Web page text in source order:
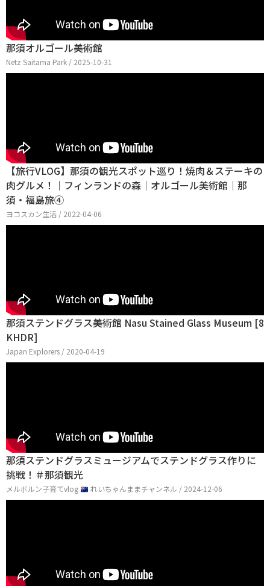
那須オルゴール美術館
Netz Saitama Park / 2025-10-31
【旅行VLOG】那須の観光スポット巡り！焼肉＆ステーキの
肉グルメ！｜フィンランドの森｜オルゴール美術館｜那
須・福島旅④
ヨコスカン生活 / 2022-04-06
那須ステンドグラス美術館 Nasu Stained Glass Museum [8
KHDR]
Japan Explorers / 2020-04-19
那須ステンドグラスミュージアムでステンドグラス作りに
挑戦！＃那須観光
メルボルン子育てvlog れいちゃんままチャンネル / 2024-12-06